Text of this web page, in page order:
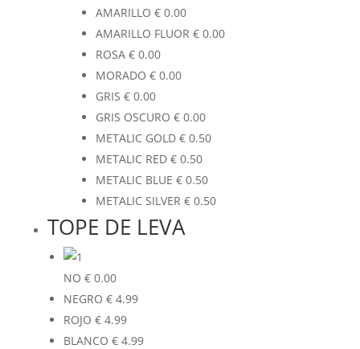
AMARILLO €0.00
AMARILLO FLUOR €0.00
ROSA €0.00
MORADO €0.00
GRIS €0.00
GRIS OSCURO €0.00
METALIC GOLD €0.50
METALIC RED €0.50
METALIC BLUE €0.50
METALIC SILVER €0.50
TOPE DE LEVA
NO €0.00
NEGRO €4.99
ROJO €4.99
BLANCO €4.99